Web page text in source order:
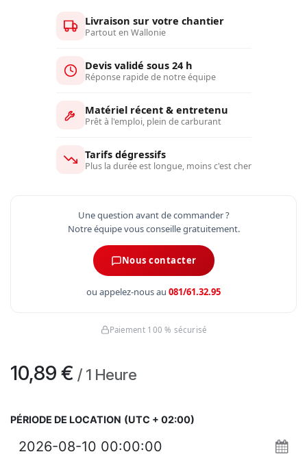
Livraison sur votre chantier
Partout en Wallonie
Devis validé sous 24 h
Réponse rapide de notre équipe
Matériel récent & entretenu
Prêt à l'emploi, plein de carburant
Tarifs dégressifs
Plus la durée est longue, moins c'est cher
Une question avant de commander ?
Notre équipe vous conseille gratuitement.
Nous contacter
ou appelez-nous au 081/61.32.95
Paiement 100 % sécurisé
10,89 € / 1 Heure
PÉRIODE DE LOCATION (UTC + 02:00)